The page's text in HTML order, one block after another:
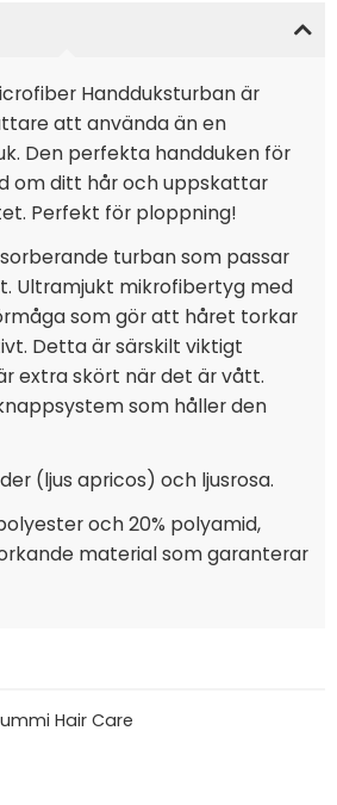
Handduksturban är
att använda än en
Den perfekta handduken för
om ditt hår och uppskattar
Perfekt för ploppning!
turban som passar
Ultramjukt mikrofibertyg med
som gör att håret torkar
Detta är särskilt viktigt
extra skört när det är vått.
som håller den
(ljus apricos) och ljusrosa.
och 20% polyamid,
material som garanterar
Hair Care